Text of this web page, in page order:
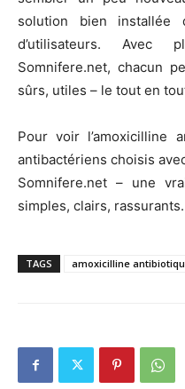
solution bien installée
d’utilisateurs. Avec
Somnifere.net, chacun
sûrs, utiles – le tout en
Pour voir l’amoxicilline
antibactériens choisis
Somnifere.net – une
simples, clairs, rassurants.
TAGS amoxicilline